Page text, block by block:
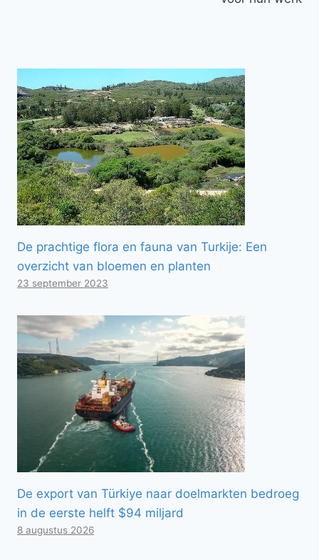
De prachtige flora en fauna van Turkije: Een
overzicht van bloemen en planten
23 september 2023
De export van Türkiye naar doelmarkten bedroeg
in de eerste helft $94 miljard
8 augustus 2026